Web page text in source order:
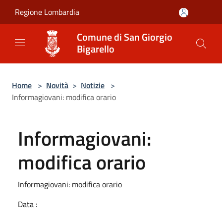
Regione Lombardia
Comune di San Giorgio
Bigarello
Home > Novità > Notizie >
Informagiovani: modifica orario
Informagiovani:
modifica orario
Informagiovani: modifica orario
Data :